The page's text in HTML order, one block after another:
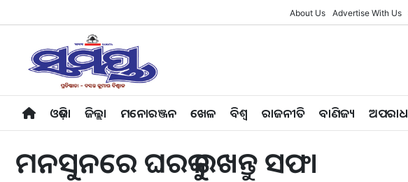
About Us Advertise With Us
ଓଡ଼ିଶା ଜିଲ୍ଲା ମନୋରଞ୍ଜନ ଖେଳ ବିଶ୍ବ ରାଜନୀତି ବାଣିଜ୍ୟ ଅପରାଧ
ମନସୁନରେ ଘରକୁ ରଖନ୍ତୁ ସଫା